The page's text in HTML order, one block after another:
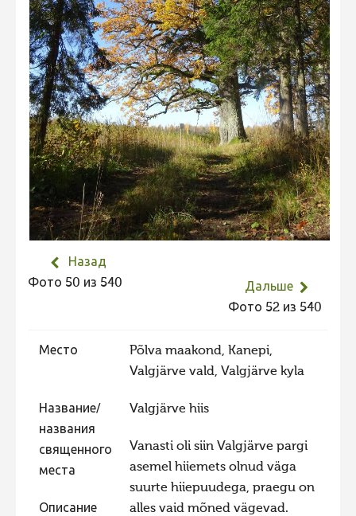
Не учитываются 2023
Видео 2023
Фотоконкурс 2022
Не учитываются 2022
Видео 2022
Фотоконкурс 2021
Видео 2021
Фотоконкурс 2020
Видео 2020
Фотоконкурс 2019
Фотоконкурс 2016
Фотоконкурс 2015
Фотоконкурс 2014
Фотоконкурс 2013
Фотоконкурс 2012
Фотоконкурс 2011
Назад
Фото 50 из 540
Дальше
Фото 52 из 540
Место
Põlva maakond, Kanepi,
Valgjärve vald, Valgjärve kyla
Название/
названия
священного
места
Valgjärve hiis
Описание
Vanasti oli siin Valgjärve pargi
asemel hiiemets olnud väga
suurte hiiepuudega, praegu on
alles vaid mõned vägevad.